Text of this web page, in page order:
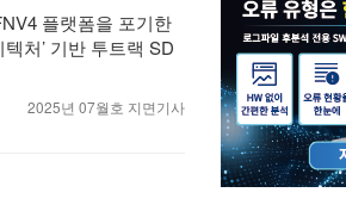
플랫폼을 포기한
처’ 기반 투트랙 SD
2025년 07월호 지면기사